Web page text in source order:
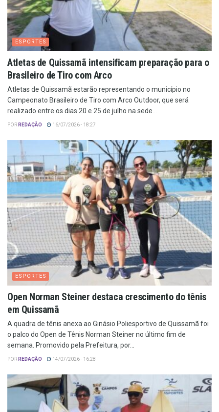
ESPORTES
Atletas de Quissamã intensificam preparação para o
Brasileiro de Tiro com Arco
Atletas de Quissamã estarão representando o município no
Campeonato Brasileiro de Tiro com Arco Outdoor, que será
realizado entre os dias 20 e 25 de julho na sede...
POR REDAÇÃO 16/07/2026 - 18:27
ESPORTES
Open Norman Steiner destaca crescimento do tênis
em Quissamã
A quadra de tênis anexa ao Ginásio Poliesportivo de Quissamã foi
o palco do Open de Tênis Norman Steiner no último fim de
semana. Promovido pela Prefeitura, por...
POR REDAÇÃO 14/07/2026 - 16:28